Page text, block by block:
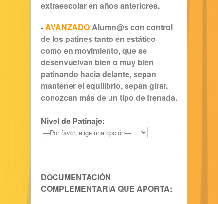
extraescolar en años anteriores.
-AVANZADO:Alumn@s con control
de los patines tanto en estático
como en movimiento, que se
desenvuelvan bien o muy bien
patinando hacia delante, sepan
mantener el equilibrio, sepan girar,
conozcan más de un tipo de frenada.
Nivel de Patinaje:
DOCUMENTACIÓN
COMPLEMENTARIA QUE APORTA: